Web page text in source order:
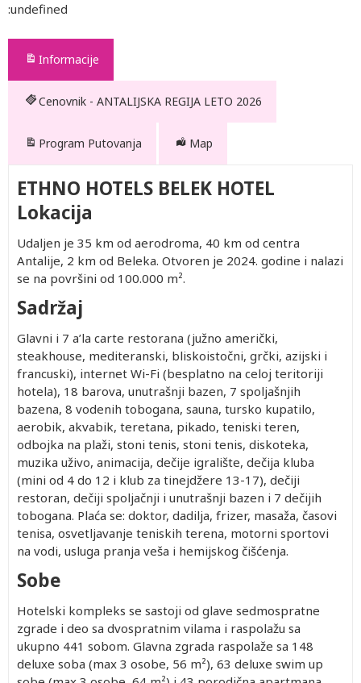
:undefined
Informacije
Cenovnik - ANTALIJSKA REGIJA LETO 2026
Program Putovanja Map
ETHNO HOTELS BELEK HOTEL
Lokacija
Udaljen je 35 km od aerodroma, 40 km od centra
Antalije, 2 km od Beleka. Otvoren je 2024. godine i nalazi
se na površini od 100.000 m².
Sadržaj
Glavni i 7 a’la carte restorana (južno američki,
steakhouse, mediteranski, bliskoistočni, grčki, azijski i
francuski), internet Wi-Fi (besplatno na celoj teritoriji
hotela), 18 barova, unutrašnji bazen, 7 spoljašnjih
bazena, 8 vodenih tobogana, sauna, tursko kupatilo,
aerobik, akvabik, teretana, pikado, teniski teren,
odbojka na plaži, stoni tenis, stoni tenis, diskoteka,
muzika uživo, animacija, dečije igralište, dečija kluba
(mini od 4 do 12 i klub za tinejdžere 13-17), dečiji
restoran, dečiji spoljačnji i unutrašnji bazen i 7 dečijih
tobogana. Plaća se: doktor, dadilja, frizer, masaža, časovi
tenisa, osvetljavanje teniskih terena, motorni sportovi
na vodi, usluga pranja veša i hemijskog čišćenja.
Sobe
Hotelski kompleks se sastoji od glave sedmospratne
zgrade i deo sa dvospratnim vilama i raspolažu sa
ukupno 441 sobom. Glavna zgrada raspolaže sa 148
deluxe soba (max 3 osobe, 56 m²), 63 deluxe swim up